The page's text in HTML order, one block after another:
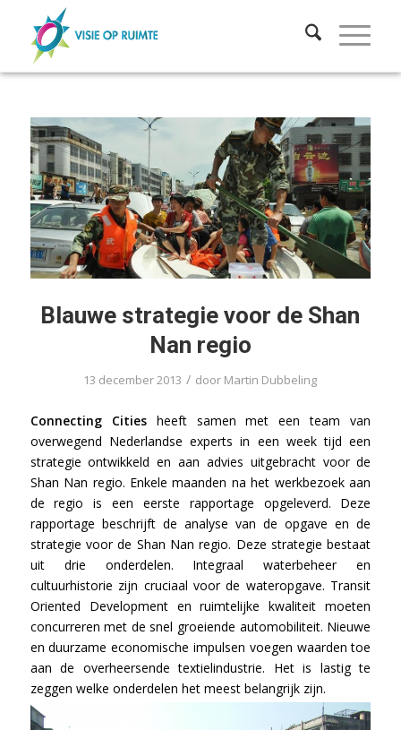
Blauwe strategie voor de Shan
Nan regio
13 december 2013 / door Martin Dubbeling
Connecting Citiesheeft samen met een team van
overwegend Nederlandse experts in een week tijd een
strategie ontwikkeld en aan advies uitgebracht voor de
Shan Nan regio. Enkele maanden na het werkbezoek aan
de regio is een eerste rapportage opgeleverd. Deze
rapportage beschrijft de analyse van de opgave en de
strategie voor de Shan Nan regio. Deze strategie bestaat
uit drie onderdelen. Integraal waterbeheer en
cultuurhistorie zijn cruciaal voor de wateropgave. Transit
Oriented Development en ruimtelijke kwaliteit moeten
concurreren met de snel groeiende automobiliteit. Nieuwe
en duurzame economische impulsen voegen waarden toe
aan de overheersende textielindustrie. Het is lastig te
zeggen welke onderdelen het meest belangrijk zijn.